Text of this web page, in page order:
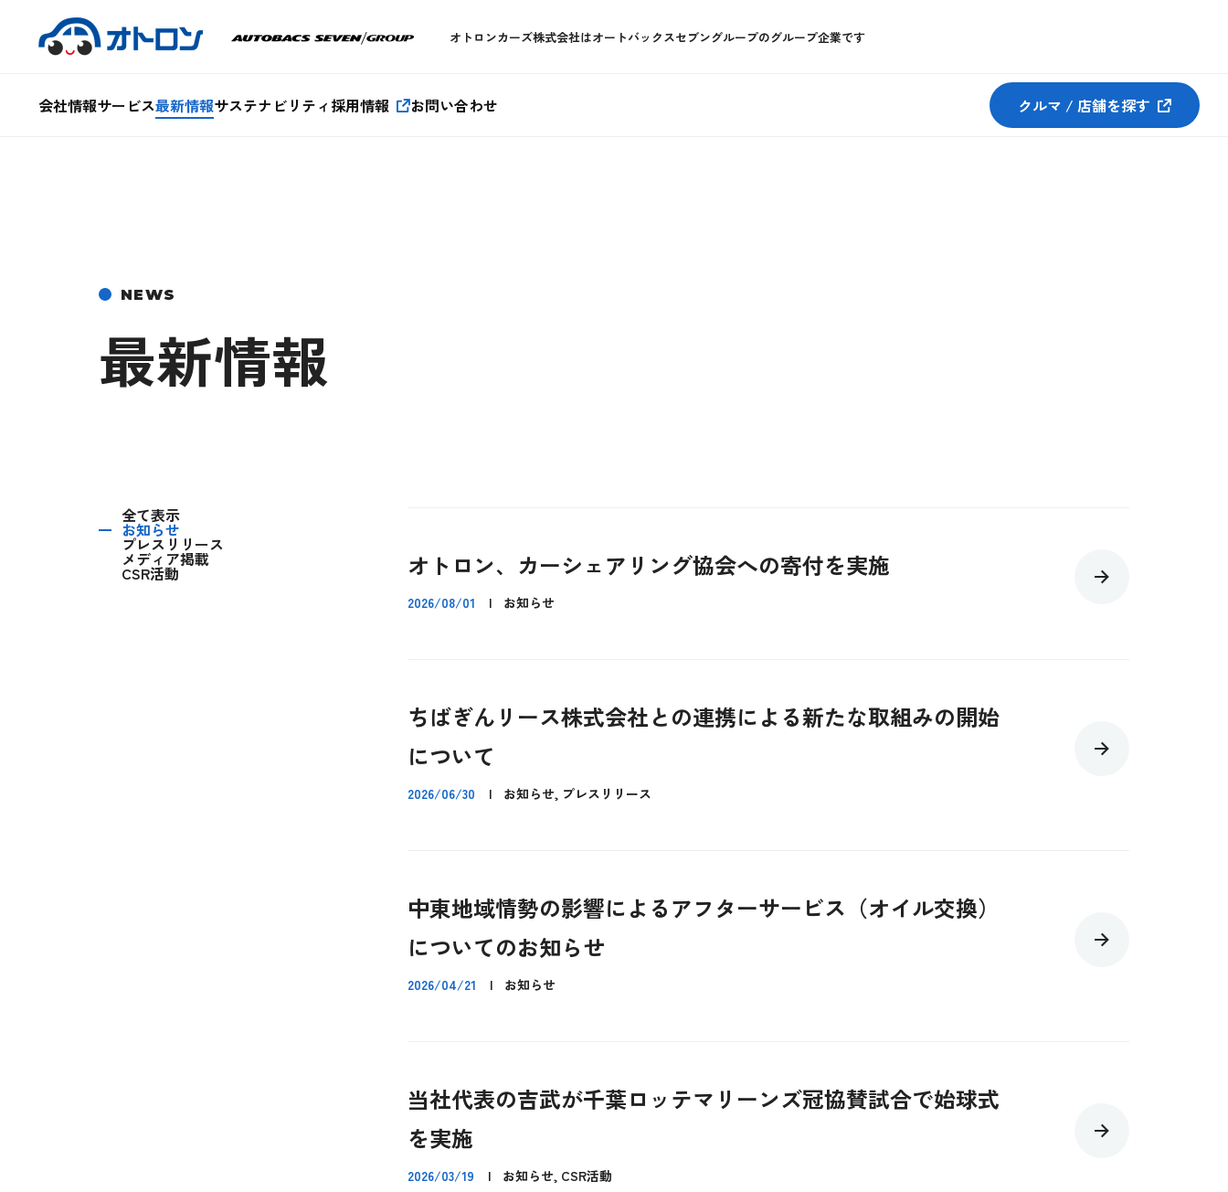
オトロンカーズ株式会社はオートバックスセブングループのグループ企業です
会社情報サービス最新情報サステナビリティ 採用情報 お問い合わせ クルマ / 店舗を探す
NEWS
最新情報
全て表示
お知らせ
プレスリリース
メディア掲載
CSR活動 オトロン、カーシェアリング協会への寄付を実施
2026/08/01 | お知らせ
ちばぎんリース株式会社との連携による新たな取組みの開始
について
2026/06/30 | お知らせ, プレスリリース
中東地域情勢の影響によるアフターサービス（オイル交換）
についてのお知らせ
2026/04/21 | お知らせ
当社代表の吉武が千葉ロッテマリーンズ冠協賛試合で始球式
を実施
2026/03/19 | お知らせ, CSR活動